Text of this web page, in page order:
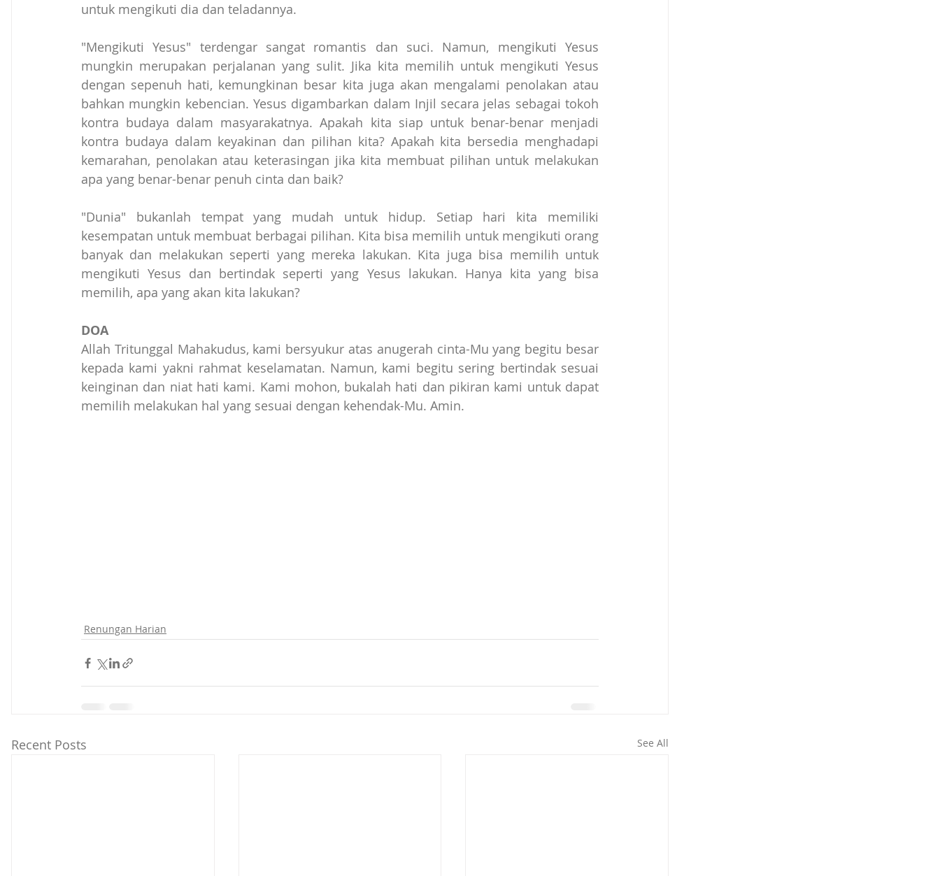
untuk mengikuti dia dan teladannya.
"Mengikuti Yesus" terdengar sangat romantis dan suci. Namun, mengikuti Yesus
mungkin merupakan perjalanan yang sulit. Jika kita memilih untuk mengikuti Yesus
dengan sepenuh hati, kemungkinan besar kita juga akan mengalami penolakan atau
bahkan mungkin kebencian. Yesus digambarkan dalam Injil secara jelas sebagai tokoh
kontra budaya dalam masyarakatnya. Apakah kita siap untuk benar-benar menjadi
kontra budaya dalam keyakinan dan pilihan kita? Apakah kita bersedia menghadapi
kemarahan, penolakan atau keterasingan jika kita membuat pilihan untuk melakukan
apa yang benar-benar penuh cinta dan baik?
"Dunia" bukanlah tempat yang mudah untuk hidup. Setiap hari kita memiliki
kesempatan untuk membuat berbagai pilihan. Kita bisa memilih untuk mengikuti orang
banyak dan melakukan seperti yang mereka lakukan. Kita juga bisa memilih untuk
mengikuti Yesus dan bertindak seperti yang Yesus lakukan. Hanya kita yang bisa
memilih, apa yang akan kita lakukan?
DOA
Allah Tritunggal Mahakudus, kami bersyukur atas anugerah cinta-Mu yang begitu besar
kepada kami yakni rahmat keselamatan. Namun, kami begitu sering bertindak sesuai
keinginan dan niat hati kami. Kami mohon, bukalah hati dan pikiran kami untuk dapat
memilih melakukan hal yang sesuai dengan kehendak-Mu. Amin.
Renungan Harian
Recent Posts See All